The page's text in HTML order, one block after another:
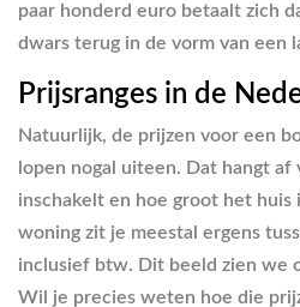
paar honderd euro betaalt zich
dwars terug in de vorm van een
Prijsranges in de
Natuurlijk, de prijzen voor een
lopen nogal uiteen. Dat hangt af
inschakelt en hoe groot het huis
woning zit je meestal ergens
inclusief btw. Dit beeld zien we
Wil je precies weten hoe die